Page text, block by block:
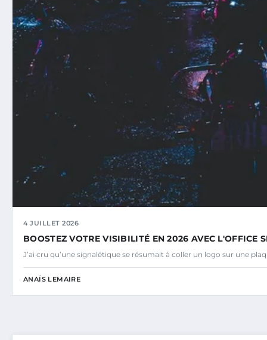
4 JUILLET 2026
BOOSTEZ VOTRE VISIBILITÉ EN 2026 AVEC L'OFFICE
J’ai cru qu’une signalétique se résumait à coller un logo sur une
ANAÏS LEMAIRE